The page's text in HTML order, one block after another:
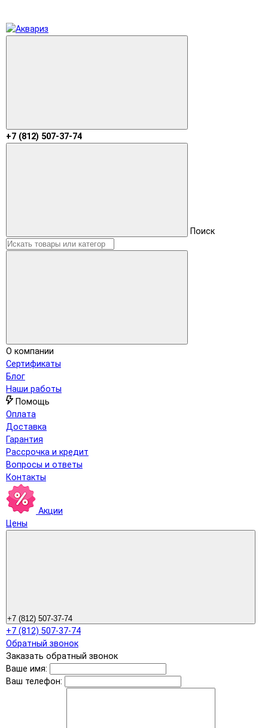
+7 (812) 507-37-74
Поиск
О компании
Сертификаты
Блог
Наши работы
Помощь
Оплата
Доставка
Гарантия
Рассрочка и кредит
Вопросы и ответы
Контакты
Акции
Цены
+7 (812) 507-37-74
+7 (812) 507-37-74
Обратный звонок
Заказать обратный звонок
Ваше имя:
Ваш телефон: